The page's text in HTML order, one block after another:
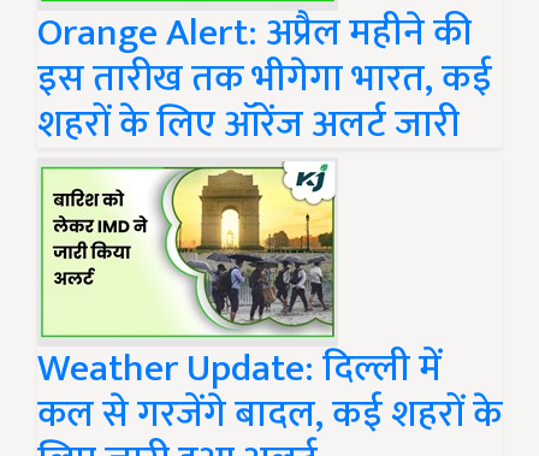
Orange Alert: अप्रैल महीने की
इस तारीख तक भीगेगा भारत, कई
शहरों के लिए ऑरेंज अलर्ट जारी
Weather Update: दिल्ली में
कल से गरजेंगे बादल, कई शहरों के